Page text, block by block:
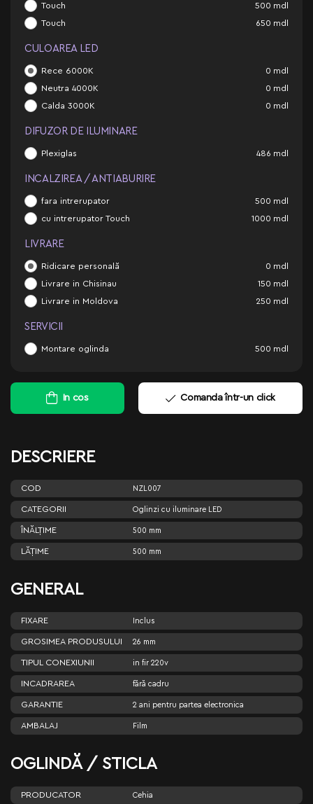
Touch 500 mdl
Touch 650 mdl
CULOAREA LED
Rece 6000K 0 mdl
Neutra 4000K 0 mdl
Calda 3000K 0 mdl
DIFUZOR DE ILUMINARE
Plexiglas 486 mdl
INCALZIREA / ANTIABURIRE
fara intrerupator 500 mdl
cu intrerupator Touch 1000 mdl
LIVRARE
Ridicare personală 0 mdl
Livrare in Chisinau 150 mdl
Livrare in Moldova 250 mdl
SERVICII
Montare oglinda 500 mdl
In cos Comanda într-un click
DESCRIERE
COD NZL007
CATEGORII Oglinzi cu iluminare LED
ÎNĂLŢIME 500 mm
LĂŢIME 500 mm
GENERAL
FIXARE Inclus
GROSIMEA PRODUSULUI 26 mm
TIPUL CONEXIUNII in fir 220v
INCADRAREA fără cadru
GARANTIE 2 ani pentru partea electronica
AMBALAJ Film
OGLINDĂ / STICLA
PRODUCATOR Cehia